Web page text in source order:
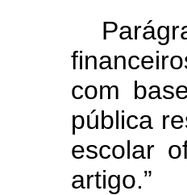
com
pública
escolar
artigo.”